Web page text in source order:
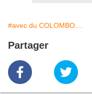
#avec du COLOMBO....
Partager